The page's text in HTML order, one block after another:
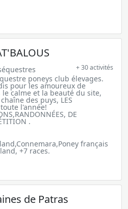
+ 30 activités
poneys club élevages.
pour les amoureux de
le calme et la beauté du site,
des puys, LES
toute l'année!
DE
.
français
+7 races.
de Patras